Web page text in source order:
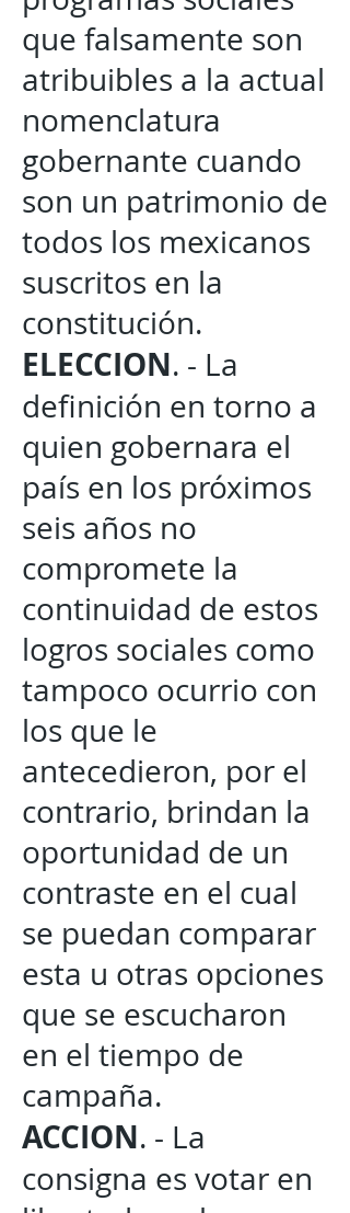
que falsamente son
atribuibles a la actual
nomenclatura
gobernante cuando
son un patrimonio de
todos los mexicanos
suscritos en la
constitución.
ELECCION. - La
definición en torno a
quien gobernara el
país en los próximos
seis años no
compromete la
continuidad de estos
logros sociales como
tampoco ocurrio con
los que le
antecedieron, por el
contrario, brindan la
oportunidad de un
contraste en el cual
se puedan comparar
esta u otras opciones
que se escucharon
en el tiempo de
campaña.
ACCION. - La
consigna es votar en